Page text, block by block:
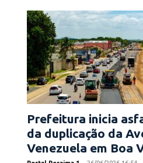
Prefeitura inicia
da duplicação da
Venezuela em Boa